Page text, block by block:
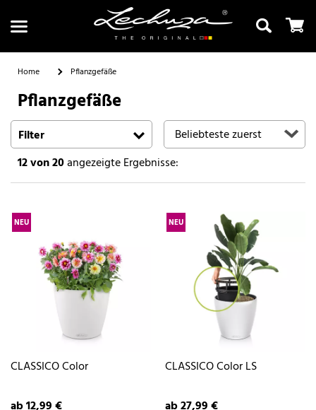
Suchen
Home Pflanzgefäße
Pflanzgefäße
Filter
12von 20angezeigte Ergebnisse:
NEU
CLASSICO Color
NEU
CLASSICO Color LS